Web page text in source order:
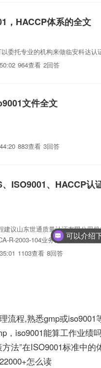
，HACCP体系的全文
委托专业的机构来做临安科达认
964查看 2回答
文件全文
883查看 3回答
ISO9001、HACCP认
建议山东世通质量认证有限公司
R-2003-104业务范围职业健康安
认证质量管理体系认证分支机构
5730069传真0532-5728624批准日
1103查看 8回答
，iso9001能算工作业绩
法”在ISO9001标准中的
怎么读